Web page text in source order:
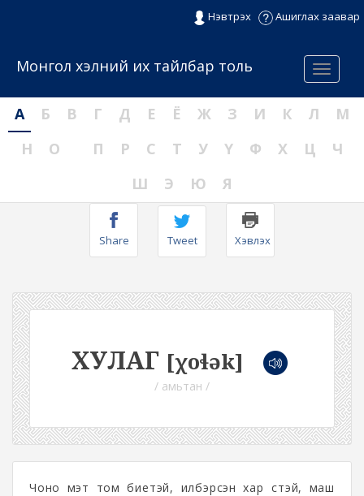
Нэвтрэх Ашиглах заавар
Menu
Монгол хэлний их тайлбар толь
А Б В Г Д Е Ё Ж З И К Л
М
Н
О П Р С Т У Ү Ф Х Ц
Ч
Ш
Э Ю Я
Share Tweet Хэвлэх
ХУЛАГ [χoɬək]
/ амьтан /
Чоно мэт том биетэй, илбэрсэн хар үстэй, маш